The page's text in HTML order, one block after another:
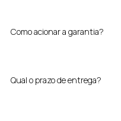
Como acionar a garantia?
Qual o prazo de entrega?